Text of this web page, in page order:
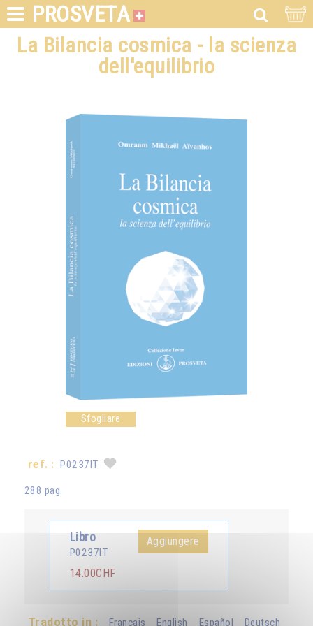
PROSVETA
La Bilancia cosmica - la scienza
dell'equilibrio
Sfogliare
ref. : P0237IT
288 pag.
Libro
P0237IT
14.00CHF
Aggiungere
Tradotto in : Français English Español Deutsch